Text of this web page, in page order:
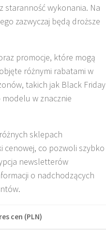
staranność wykonania. Na
zazwyczaj będą droższe
promocje, które mogą
różnymi rabatami w
takich jak Black Friday
w znacznie
sklepach
cenowej, co pozwoli szybko
newsletterów
o nadchodzących
cen (PLN)